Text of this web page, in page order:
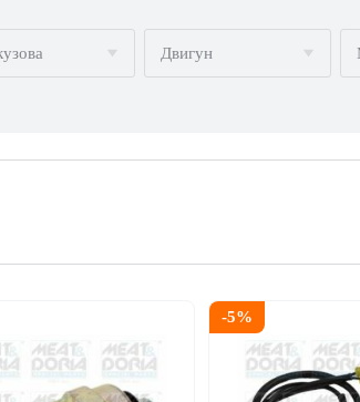
MAZDA
OPEL PEUGEOT
Двигун
-5%